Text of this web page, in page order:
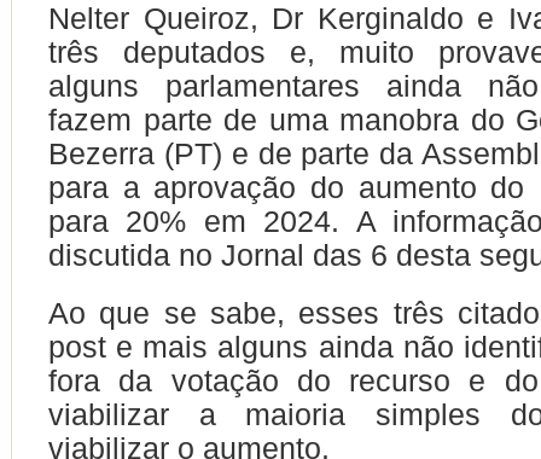
Nelter Queiroz, Dr Kerginaldo e
três deputados e, muito
alguns parlamentares ainda
fazem parte de uma manobra do
Bezerra (PT) e de parte da
para a aprovação do aumento do
para 20% em 2024. A
discutida no Jornal das 6 desta
Ao que se sabe, esses três
post e mais alguns ainda não
fora da votação do recurso e
viabilizar a maioria simples
viabilizar o aumento.